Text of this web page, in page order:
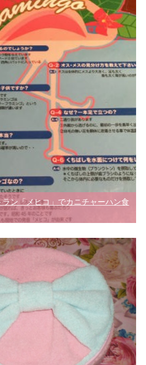
ン「メヒコ」でカニチャーハン食